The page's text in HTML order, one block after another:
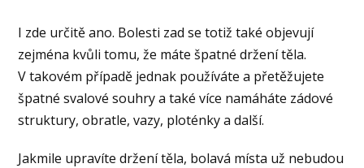
I zde určitě ano. Bolesti zad se totiž také objevují
zejména kvůli tomu, že máte špatné držení těla.
V takovém případě jednak používáte a přetěžujete
špatné svalové souhry a také více namáháte zádové
struktury, obratle, vazy, ploténky a další.
Jakmile upravíte držení těla, bolavá místa už nebudou